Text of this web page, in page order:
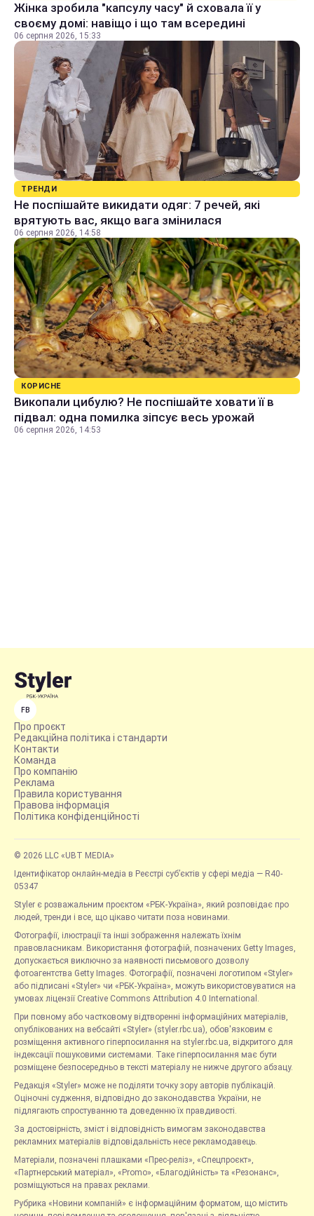
Жінка зробила "капсулу часу" й сховала її у
своєму домі: навіщо і що там всередині
06 серпня 2026, 15:33
ТРЕНДИ
Не поспішайте викидати одяг: 7 речей, які
врятують вас, якщо вага змінилася
06 серпня 2026, 14:58
КОРИСНЕ
Викопали цибулю? Не поспішайте ховати її в
підвал: одна помилка зіпсує весь урожай
06 серпня 2026, 14:53
FB
Про проєкт
Редакційна політика і стандарти
Контакти
Команда
Про компанію
Реклама
Правила користування
Правова інформація
Політика конфіденційності
© 2026 LLC «UBT MEDIA»
Ідентифікатор онлайн-медіа в Реєстрі суб’єктів у сфері медіа — R40-
05347
Styler є розважальним проєктом «РБК-Україна», який розповідає про
людей, тренди і все, що цікаво читати поза новинами.
Фотографії, ілюстрації та інші зображення належать їхнім
правовласникам. Використання фотографій, позначених Getty Images,
допускається виключно за наявності письмового дозволу
фотоагентства Getty Images. Фотографії, позначені логотипом «Styler»
або підписані «Styler» чи «РБК-Україна», можуть використовуватися на
умовах ліцензії Creative Commons Attribution 4.0 International.
При повному або частковому відтворенні інформаційних матеріалів,
опублікованих на вебсайті «Styler» (styler.rbc.ua), обов'язковим є
розміщення активного гіперпосилання на styler.rbc.ua, відкритого для
індексації пошуковими системами. Таке гіперпосилання має бути
розміщене безпосередньо в тексті матеріалу не нижче другого абзацу.
Редакція «Styler» може не поділяти точку зору авторів публікацій.
Оціночні судження, відповідно до законодавства України, не
підлягають спростуванню та доведенню їх правдивості.
За достовірність, зміст і відповідність вимогам законодавства
рекламних матеріалів відповідальність несе рекламодавець.
Матеріали, позначені плашками «Прес-реліз», «Спецпроєкт»,
«Партнерський матеріал», «Promo», «Благодійність» та «Резонанс»,
розміщуються на правах реклами.
Рубрика «Новини компаній» є інформаційним форматом, що містить